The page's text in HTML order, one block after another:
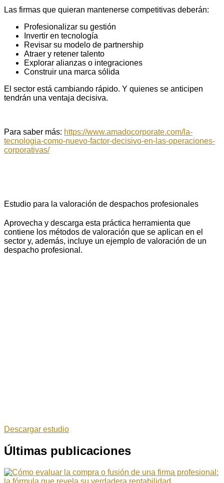
Las firmas que quieran mantenerse competitivas deberán:
Profesionalizar su gestión
Invertir en tecnología
Revisar su modelo de partnership
Atraer y retener talento
Explorar alianzas o integraciones
Construir una marca sólida
El sector está cambiando rápido. Y quienes se anticipen
tendrán una ventaja decisiva.
Para saber más: https://www.amadocorporate.com/la-
tecnologia-como-nuevo-factor-decisivo-en-las-operaciones-
corporativas/
Estudio para la valoración de despachos profesionales
Aprovecha y descarga esta práctica herramienta que
contiene los métodos de valoración que se aplican en el
sector y, además, incluye un ejemplo de valoración de un
despacho profesional.
Descargar estudio
Últimas publicaciones